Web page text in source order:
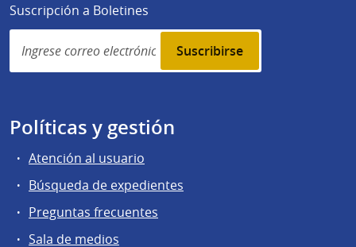
Suscripción a Boletines
Simplenews
subscription
Políticas y gestión
Atención al usuario
Búsqueda de expedientes
Preguntas frecuentes
Sala de medios